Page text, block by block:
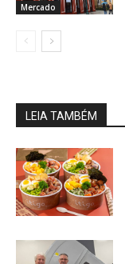
Mercado
LEIA TAMBÉM